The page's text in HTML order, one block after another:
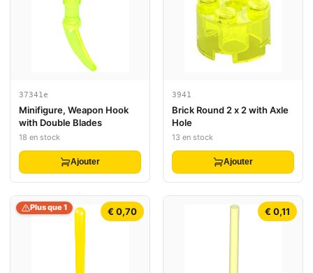
37341e
Minifigure, Weapon Hook
with Double Blades
18 en stock
Ajouter
3941
Brick Round 2 x 2 with Axle
Hole
13 en stock
Ajouter
€ 0,70
Plus que 1 € 0,11